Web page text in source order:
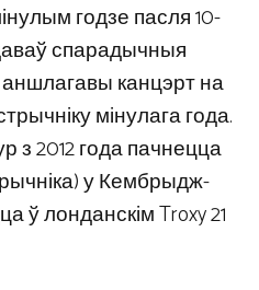
годзе пасля 10-
спарадычныя
канцэрт на
мінулага года.
з 2012 года пачнецца
у Кембрыдж-
лонданскім Troxy 21